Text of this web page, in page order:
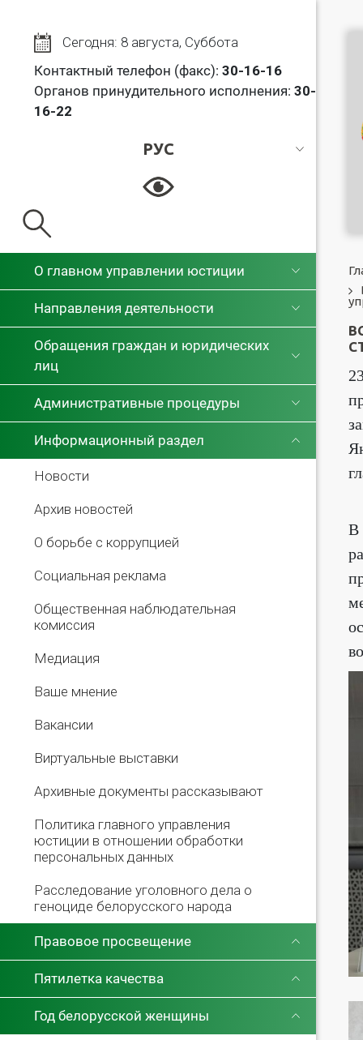
Сегодня: 8 августа, Суббота
Контактный телефон (факс): 30-16-16
Органов принудительного исполнения: 30-
16-22
РУС
РУС
О главном управлении юстиции
Направления деятельности
Обращения граждан и юридических
лиц
Административные процедуры
Информационный раздел
Новости
Архив новостей
О борьбе с коррупцией
Социальная реклама
Общественная наблюдательная
комиссия
Медиация
Ваше мнение
Вакансии
Виртуальные выставки
Архивные документы рассказывают
Политика главного управления
юстиции в отношении обработки
персональных данных
Расследование уголовного дела о
геноциде белорусского народа
Правовое просвещение
Пятилетка качества
Год белорусской женщины
В